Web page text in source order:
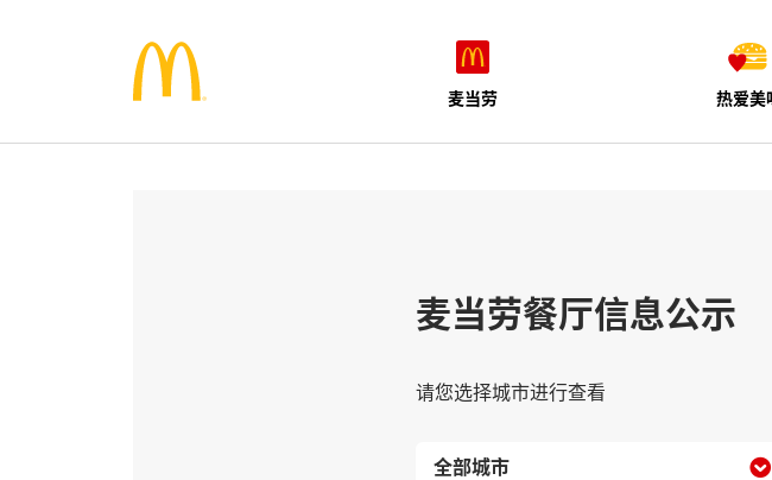
麦当劳 热爱美
麦当劳餐厅信息公示
请您选择城市进行查看
